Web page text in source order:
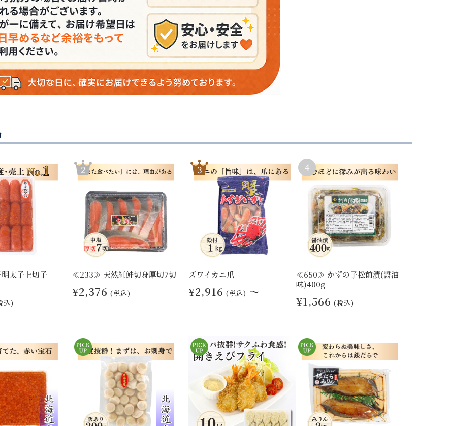
太子上切子
込)
≪233≫ 天然紅鮭切身厚切7切
¥2,376 (税込)
ズワイカニ爪
¥2,916 (税込) ～
≪650≫ かずの子松前漬(醤油
味)400g
¥1,566 (税込)